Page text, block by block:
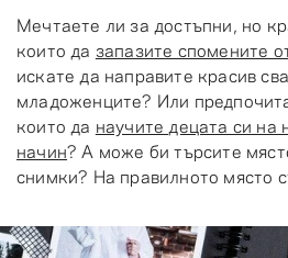
Мечтаете ли за достъпни, но
които да запазите спомените
искате да направите красив
младоженците? Или
които да научите децата си на
начин? А може би търсите
снимки? На правилното място